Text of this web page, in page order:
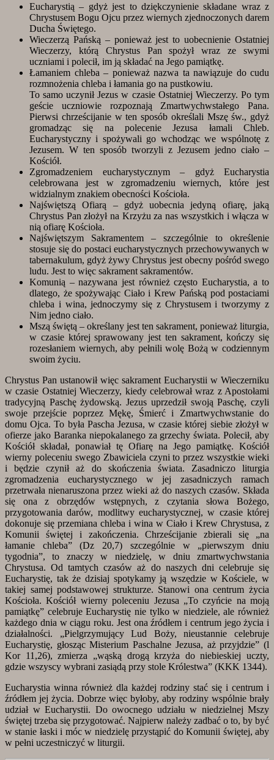
Eucharystią – gdyż jest to dziękczynienie składane wraz z
Chrystusem Bogu Ojcu przez wiernych zjednoczonych darem
Ducha Świętego.
Wieczerzą Pańską – ponieważ jest to uobecnienie Ostatniej
Wieczerzy, którą Chrystus Pan spożył wraz ze swymi
uczniami i polecił, im ją składać na Jego pamiątkę.
Łamaniem chleba – ponieważ nazwa ta nawiązuje do cudu
rozmnożenia chleba i łamania go na pustkowiu.
To samo uczynił Jezus w czasie Ostatniej Wieczerzy. Po tym
geście uczniowie rozpoznają Zmartwychwstałego Pana.
Pierwsi chrześcijanie w ten sposób określali Mszę św., gdyż
gromadząc się na polecenie Jezusa łamali Chleb.
Eucharystyczny i spożywali go wchodząc we wspólnotę z
Jezusem. W ten sposób tworzyli z Jezusem jedno ciało –
Kościół.
Zgromadzeniem eucharystycznym – gdyż Eucharystia
celebrowana jest w zgromadzeniu wiernych, które jest
widzialnym znakiem obecności Kościoła.
Najświętszą Ofiarą – gdyż uobecnia jedyną ofiarę, jaką
Chrystus Pan złożył na Krzyżu za nas wszystkich i włącza w
nią ofiarę Kościoła.
Najświętszym Sakramentem – szczególnie to określenie
stosuje się do postaci eucharystycznych przechowywanych w
tabernakulum, gdyż żywy Chrystus jest obecny pośród swego
ludu. Jest to więc sakrament sakramentów.
Komunią – nazywana jest również często Eucharystia, a to
dlatego, że spożywając Ciało i Krew Pańską pod postaciami
chleba i wina, jednoczymy się z Chrystusem i tworzymy z
Nim jedno ciało.
Mszą świętą – określany jest ten sakrament, ponieważ liturgia,
w czasie której sprawowany jest ten sakrament, kończy się
rozesłaniem wiernych, aby pełnili wolę Bożą w codziennym
swoim życiu.
Chrystus Pan ustanowił więc sakrament Eucharystii w Wieczerniku
w czasie Ostatniej Wieczerzy, kiedy celebrował wraz z Apostołami
tradycyjną Paschę żydowską. Jezus uprzedził swoją Paschę, czyli
swoje przejście poprzez Mękę, Śmierć i Zmartwychwstanie do
domu Ojca. To była Pascha Jezusa, w czasie której siebie złożył w
ofierze jako Baranka niepokalanego za grzechy świata. Polecił, aby
Kościół składał, ponawiał tę Ofiarę na Jego pamiątkę. Kościół
wierny poleceniu swego Zbawiciela czyni to przez wszystkie wieki
i będzie czynił aż do skończenia świata. Zasadniczo liturgia
zgromadzenia eucharystycznego w jej zasadniczych ramach
przetrwała nienaruszona przez wieki aż do naszych czasów. Składa
się ona z obrzędów wstępnych, z czytania słowa Bożego,
przygotowania darów, modlitwy eucharystycznej, w czasie której
dokonuje się przemiana chleba i wina w Ciało i Krew Chrystusa, z
Komunii świętej i zakończenia. Chrześcijanie zbierali się „na
łamanie chleba” (Dz 20,7) szczególnie w „pierwszym dniu
tygodnia”, to znaczy w niedzielę, w dniu zmartwychwstania
Chrystusa. Od tamtych czasów aż do naszych dni celebruje się
Eucharystię, tak że dzisiaj spotykamy ją wszędzie w Kościele, w
takiej samej podstawowej strukturze. Stanowi ona centrum życia
Kościoła. Kościół wierny poleceniu Jezusa „To czyńcie na moją
pamiątkę” celebruje Eucharystię nie tylko w niedziele, ale również
każdego dnia w ciągu roku. Jest ona źródłem i centrum jego życia i
działalności. „Pielgrzymujący Lud Boży, nieustannie celebruje
Eucharystię, głosząc Misterium Paschalne Jezusa, aż przyjdzie” (l
Kor 11,26), zmierza „wąską drogą krzyża do niebieskiej uczty,
gdzie wszyscy wybrani zasiądą przy stole Królestwa” (KKK 1344).
Eucharystia winna również dla każdej rodziny stać się i centrum i
źródłem jej życia. Dobrze więc byłoby, aby rodziny wspólnie brały
udział w Eucharystii. Do owocnego udziału w niedzielnej Mszy
świętej trzeba się przygotować. Najpierw należy zadbać o to, by być
w stanie łaski i móc w niedzielę przystąpić do Komunii świętej, aby
w pełni uczestniczyć w liturgii.